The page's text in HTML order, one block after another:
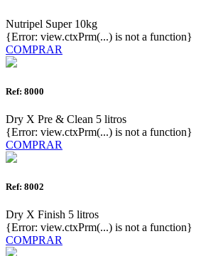
Nutripel Super 10kg
{Error: view.ctxPrm(...) is not a function}
COMPRAR
Ref: 8000
Dry X Pre & Clean 5 litros
{Error: view.ctxPrm(...) is not a function}
COMPRAR
Ref: 8002
Dry X Finish 5 litros
{Error: view.ctxPrm(...) is not a function}
COMPRAR